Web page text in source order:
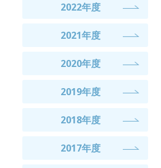
2022年度
2021年度
2020年度
2019年度
2018年度
2017年度